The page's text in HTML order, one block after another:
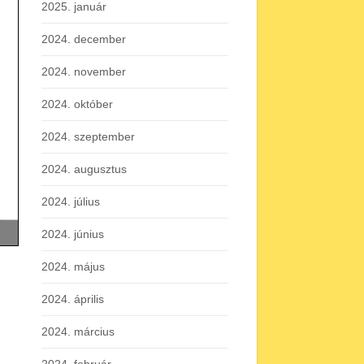
2025. január
2024. december
2024. november
2024. október
2024. szeptember
2024. augusztus
2024. július
2024. június
2024. május
2024. április
2024. március